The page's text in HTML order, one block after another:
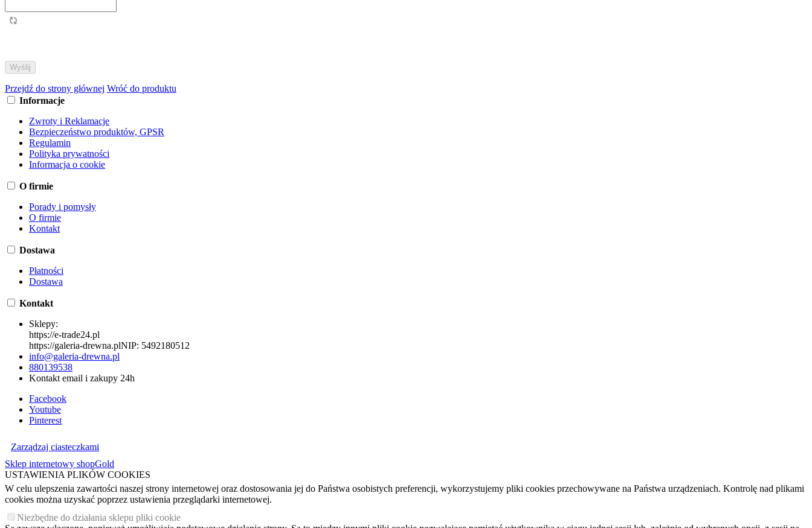
Przejdź do strony głównej Wróć do produktu
Informacje
Zwroty i Reklamacje
Bezpieczeństwo produktów, GPSR
Regulamin
Polityka prywatności
Informacja o cookie
O firmie
Porady i pomysły
O firmie
Kontakt
Dostawa
Płatności
Dostawa
Kontakt
Sklepy:
https://e-trade24.pl
https://galeria-drewna.plNIP: 5492180512
info@galeria-drewna.pl
880139538
Kontakt email i zakupy 24h
Facebook
Youtube
Pinterest
Zarządzaj ciasteczkami
Sklep internetowy shopGold
USTAWIENIA PLIKÓW COOKIES
W celu ulepszenia zawartości naszej strony internetowej oraz dostosowania jej do Państwa osobistych preferencji, wykorzystujemy pliki cookies przechowywane na Państwa urządzeniach. Kontrolę nad plikami
cookies można uzyskać poprzez ustawienia przeglądarki internetowej.
Niezbędne do działania sklepu pliki cookie